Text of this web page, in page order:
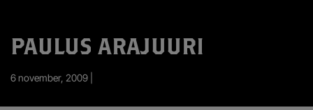
PAULUS ARAJUURI
6 november, 2009 |